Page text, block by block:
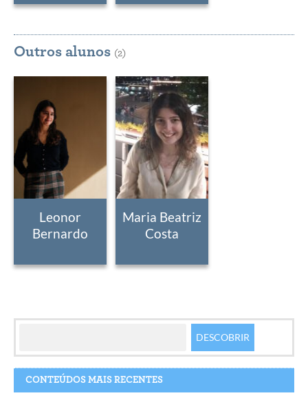
Outros alunos (2)
Leonor
Bernardo
Maria Beatriz
Costa
CONTEÚDOS MAIS RECENTES